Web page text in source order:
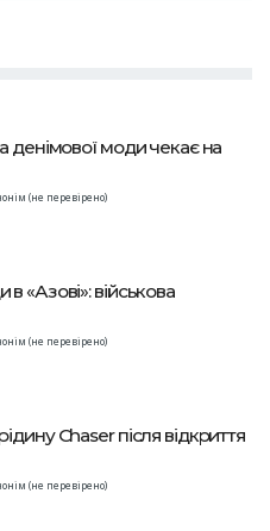
денімової моди чекає на
(не перевірено)
в «Азові»: військова
(не перевірено)
Chaser після відкриття
(не перевірено)